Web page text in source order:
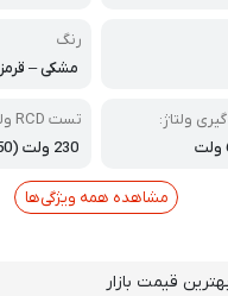
رنگ
مشکی – قرمز
ولتاژ:
تست RCD ولتاژ کاری:
230 ولت (50 هرتز ~ 400 هرتز)
مشاهده همه ویژگی‌ها
قیمت بازار